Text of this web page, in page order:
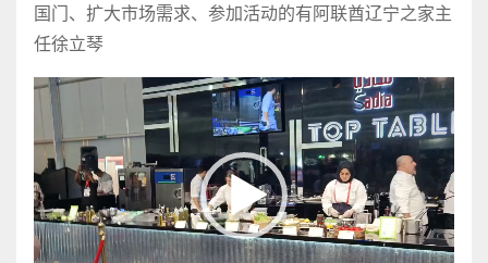
国门、扩大市场需求、参加活动的有阿联酋辽宁之家主
任徐立琴
视
播
放
器